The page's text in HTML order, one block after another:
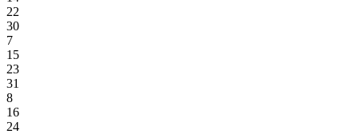
22
30
7
15
23
31
8
16
24